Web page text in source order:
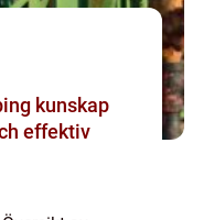
effektiv